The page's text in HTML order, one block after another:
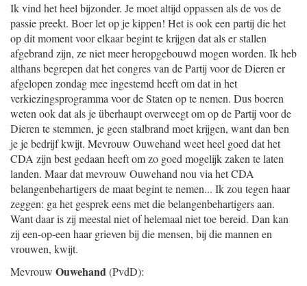
Ik vind het heel bijzonder. Je moet altijd oppassen als de vos de
passie preekt. Boer let op je kippen! Het is ook een partij die het
op dit moment voor elkaar begint te krijgen dat als er stallen
afgebrand zijn, ze niet meer heropgebouwd mogen worden. Ik heb
althans begrepen dat het congres van de Partij voor de Dieren er
afgelopen zondag mee ingestemd heeft om dat in het
verkiezingsprogramma voor de Staten op te nemen. Dus boeren
weten ook dat als je überhaupt overweegt om op de Partij voor de
Dieren te stemmen, je geen stalbrand moet krijgen, want dan ben
je je bedrijf kwijt. Mevrouw Ouwehand weet heel goed dat het
CDA zijn best gedaan heeft om zo goed mogelijk zaken te laten
landen. Maar dat mevrouw Ouwehand nou via het CDA
belangenbehartigers de maat begint te nemen... Ik zou tegen haar
zeggen: ga het gesprek eens met die belangenbehartigers aan.
Want daar is zij meestal niet of helemaal niet toe bereid. Dan kan
zij een-op-een haar grieven bij die mensen, bij die mannen en
vrouwen, kwijt.
Mevrouw Ouwehand(PvdD):